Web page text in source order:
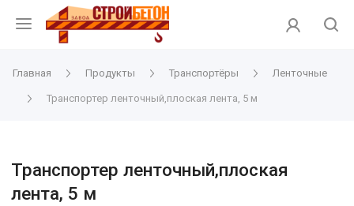
Главная Продукты Транспортёры Ленточные
Транспортер ленточный,плоская лента, 5 м
Транспортер ленточный,плоская
лента, 5 м